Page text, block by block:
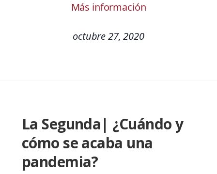
Más información
octubre 27, 2020
La Segunda| ¿Cuándo y
cómo se acaba una
pandemia?